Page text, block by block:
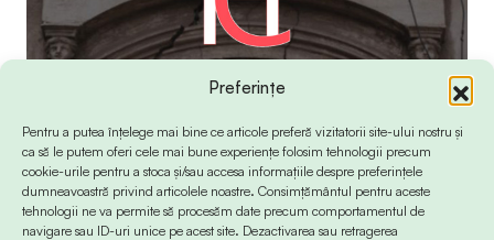
Preferințe
Pentru a putea înțelege mai bine ce articole preferă vizitatorii site-ului nostru și
ca să le putem oferi cele mai bune experiențe folosim tehnologii precum
cookie-urile pentru a stoca și/sau accesa informațiile despre preferințele
dumneavoastră privind articolele noastre. Consimțământul pentru aceste
tehnologii ne va permite să procesăm date precum comportamentul de
navigare sau ID-uri unice pe acest site. Dezactivarea sau retragerea